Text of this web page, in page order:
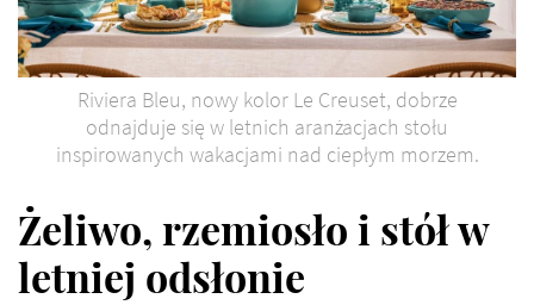
Riviera Bleu, nowy kolor Le Creuset, dobrze
odnajduje się w letnich aranżacjach stołu
inspirowanych wakacjami nad ciepłym morzem.
Żeliwo, rzemiosło i stół w
letniej odsłonie